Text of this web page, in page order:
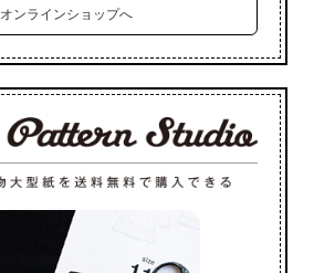
オンラインショップへ